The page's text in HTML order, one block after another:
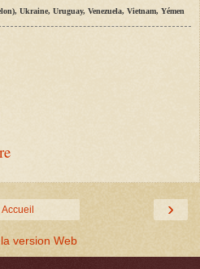
Ukraine, Uruguay, Venezuela, Vietnam, Yémen
›
Accueil
version Web